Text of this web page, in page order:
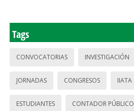
Tags
CONVOCATORIAS INVESTIGACIÓN
JORNADAS CONGRESOS IIATA
ESTUDIANTES CONTADOR PÚBLICO